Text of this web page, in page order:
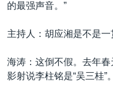
的最强声音。”
主持人：胡应湘是不是一
海涛：这倒不假。去年
影射说李柱铭是“吴三桂